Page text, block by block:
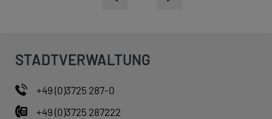
STADTVERWALTUNG
+49 (0)3725 287-0
+49 (0)3725 287222